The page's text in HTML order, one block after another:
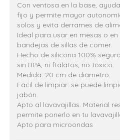
Con ventosa en la base,
fijo y permite mayor
solos y evita derrames de
Ideal para usar en mesas o
bandejas de sillas de comer.
Hecho de silicona 100%
sin BPA, ni ftalatos, no tóxico.
Medida: 20 cm de diámetro.
Fácil de limpiar: se puede
jabón.
Apto al lavavajillas. Material
permite ponerlo en tu
Apto para microondas